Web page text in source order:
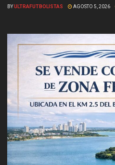
BYULTRAFUTBOLISTAS AGOSTO 5, 2026